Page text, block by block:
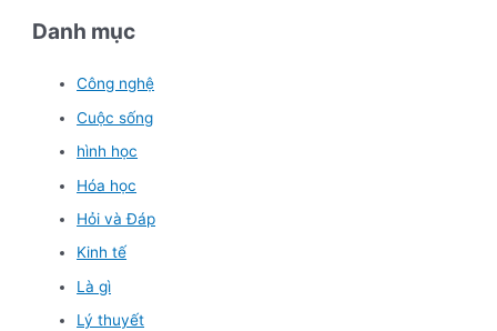
Danh mục
Công nghệ
Cuộc sống
hình học
Hóa học
Hỏi và Đáp
Kinh tế
Là gì
Lý thuyết